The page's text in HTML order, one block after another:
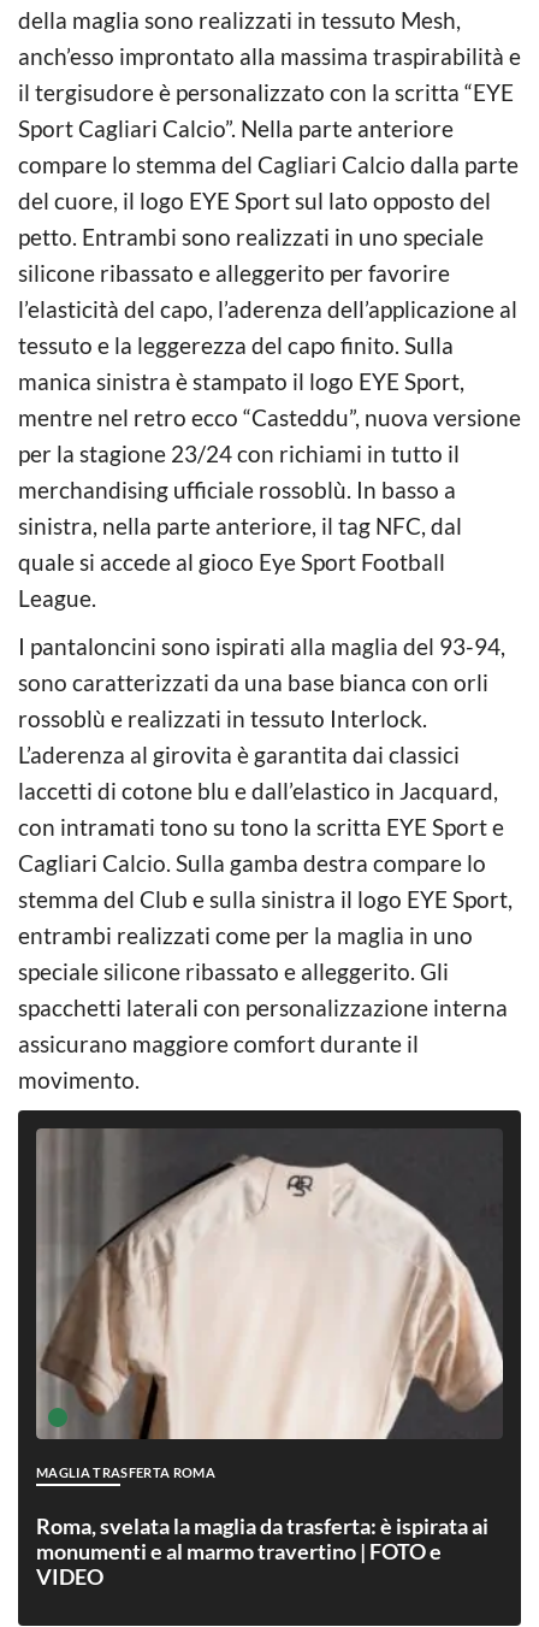
della maglia sono realizzati in tessuto Mesh,
anch’esso improntato alla massima traspirabilità e
il tergisudore è personalizzato con la scritta “EYE
Sport Cagliari Calcio”. Nella parte anteriore
compare lo stemma del Cagliari Calcio dalla parte
del cuore, il logo EYE Sport sul lato opposto del
petto. Entrambi sono realizzati in uno speciale
silicone ribassato e alleggerito per favorire
l’elasticità del capo, l’aderenza dell’applicazione al
tessuto e la leggerezza del capo finito. Sulla
manica sinistra è stampato il logo EYE Sport,
mentre nel retro ecco “Casteddu”, nuova versione
per la stagione 23/24 con richiami in tutto il
merchandising ufficiale rossoblù. In basso a
sinistra, nella parte anteriore, il tag NFC, dal
quale si accede al gioco Eye Sport Football
League.
I pantaloncini sono ispirati alla maglia del 93-94,
sono caratterizzati da una base bianca con orli
rossoblù e realizzati in tessuto Interlock.
L’aderenza al girovita è garantita dai classici
laccetti di cotone blu e dall’elastico in Jacquard,
con intramati tono su tono la scritta EYE Sport e
Cagliari Calcio. Sulla gamba destra compare lo
stemma del Club e sulla sinistra il logo EYE Sport,
entrambi realizzati come per la maglia in uno
speciale silicone ribassato e alleggerito. Gli
spacchetti laterali con personalizzazione interna
assicurano maggiore comfort durante il
movimento.
MAGLIA TRASFERTA ROMA
Roma, svelata la maglia da trasferta: è ispirata ai
monumenti e al marmo travertino | FOTO e
VIDEO